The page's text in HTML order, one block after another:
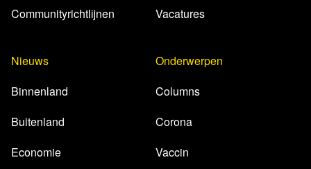
Communityrichtlijnen
Vacatures
Nieuws
Binnenland
Buitenland
Economie
Onderwerpen
Columns
Corona
Vaccin